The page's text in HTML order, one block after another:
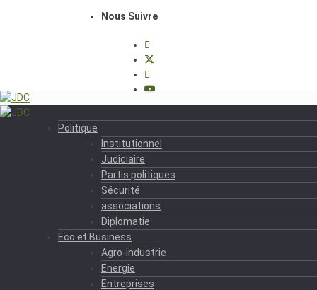
Nous Suivre
Politique
Institutionnel
Judiciaire
Partis politiques
Sécurité
associations
Diplomatie
Eco et Business
Agro-industrie
Energie
Entreprises